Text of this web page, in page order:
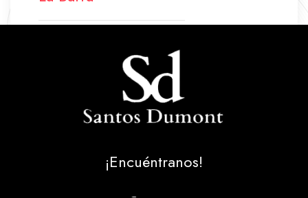
+598 94 640 045
labarra.santosdumont@gmail.com
Ruta 10 Parada 43
La Barra - Maldonado - Uruguay
¡Encuéntranos!